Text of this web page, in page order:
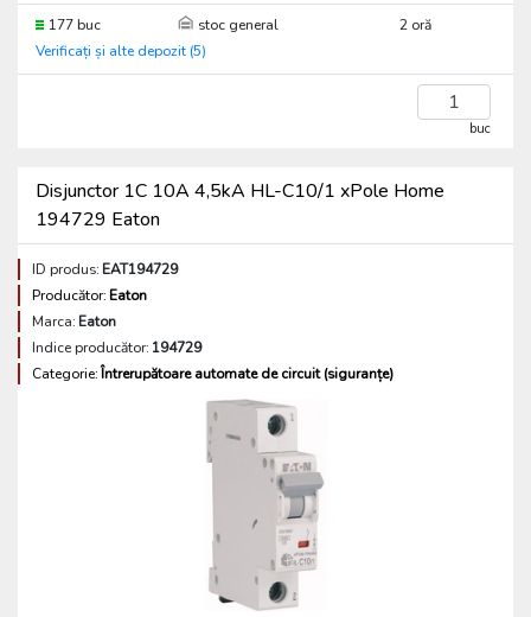
177 buc stoc general
2 oră
Verificați și alte depozit (5)
buc
Disjunctor 1C 10A 4,5kA HL-C10/1 xPole Home
194729 Eaton
ID produs:EAT194729
Producător:Eaton
Marca:Eaton
Indice producător: 194729
Categorie:Întrerupătoare automate de circuit (siguranțe)